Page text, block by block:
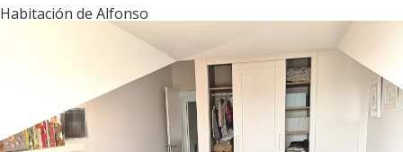
Habitación de Alfonso